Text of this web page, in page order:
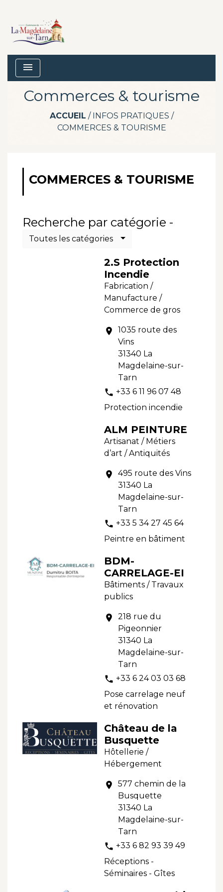
menu
Commerces & tourisme
ACCUEIL / INFOS PRATIQUES /
COMMERCES & TOURISME
COMMERCES & TOURISME
Recherche par catégorie -
Toutes les catégories
2.S Protection
Incendie
Fabrication /
Manufacture /
Commerce de gros
location_on
1035 route des
Vins
31340 La
Magdelaine-sur-
Tarn
phone +33 6 11 96 07 48
Protection incendie
ALM PEINTURE
Artisanat / Métiers
d’art / Antiquités
location_on
495 route des Vins
31340 La
Magdelaine-sur-
Tarn
phone +33 5 34 27 45 64
Peintre en bâtiment
BDM-
CARRELAGE-EI
Bâtiments / Travaux
publics
location_on
218 rue du
Pigeonnier
31340 La
Magdelaine-sur-
Tarn
phone +33 6 24 03 03 68
Pose carrelage neuf
et rénovation
Château de la
Busquette
Hôtellerie /
Hébergement
location_on
577 chemin de la
Busquette
31340 La
Magdelaine-sur-
Tarn
phone +33 6 82 93 39 49
Réceptions -
Séminaires - Gîtes